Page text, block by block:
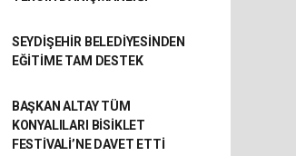
SEYDİŞEHİR BELEDİYESİNDEN
EĞİTİME TAM DESTEK
BAŞKAN ALTAY TÜM
KONYALILARI BİSİKLET
FESTİVALİ’NE DAVET ETTİ